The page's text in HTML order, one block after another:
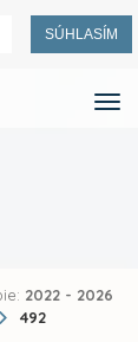
SÚHLASÍM
2022 - 2026
492